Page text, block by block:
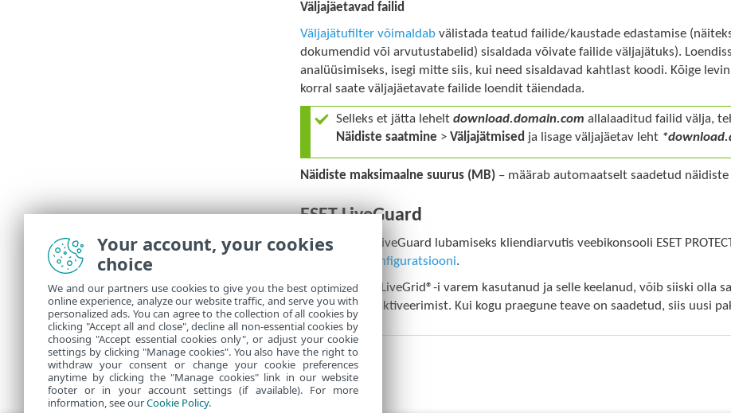
Väljajäetavad failid
Väljajätufilter võimaldab välistada teatud failide/kaustade edastamise
dokumendid või arvutustabelid) sisaldada võivate failide väljajätuks).
analüüsimiseks, isegi mitte siis, kui need sisaldavad kahtlast koodi. Kõige
korral saate väljajäetavate failide loendit täiendada.
Selleks et jätta leheltdownload.domain.com allalaaditud failid välja,
Näidiste saatmine >Väljajätmised ja lisage väljajäetav leht
Näidiste maksimaalne suurus (MB) – määrab automaatselt saadetud
ESET LiveGuard
Teenuse ESET LiveGuard lubamiseks kliendiarvutis veebikonsooli ESET
LiveGuard-i konfiguratsiooni.
Kui olete ESET LiveGrid®-i varem kasutanud ja selle keelanud, võib siiski olla
isegi pärast inaktiveerimist. Kui kogu praegune teave on saadetud, siis uusi
Your account, your cookies
choice
We and our partners use cookies to give you the best optimized
online experience, analyze our website traffic, and serve you with
personalized ads. You can agree to the collection of all cookies by
clicking "Accept all and close", decline all non-essential cookies by
choosing "Accept essential cookies only", or adjust your cookie
settings by clicking "Manage cookies". You also have the right to
withdraw your consent or change your cookie preferences
anytime by clicking the "Manage cookies" link in our website
footer or in your account settings (if available). For more
information, see ourCookie Policy.